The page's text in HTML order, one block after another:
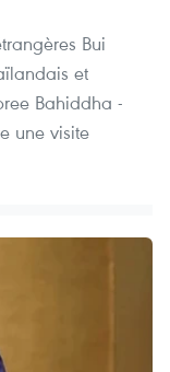
Bui
et
Bahiddha -
une visite